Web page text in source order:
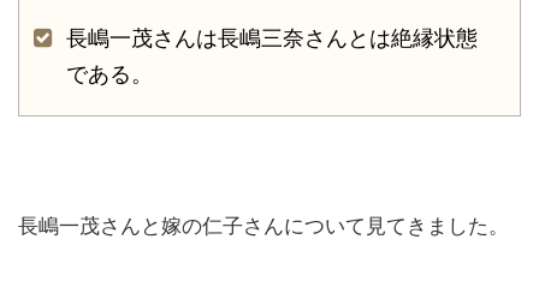
長嶋一茂さんは長嶋三奈さんとは絶縁状態
である。
長嶋一茂さんと嫁の仁子さんについて見てきました。